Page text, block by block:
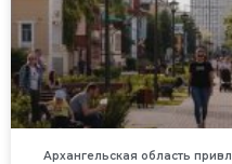
Архангельская область